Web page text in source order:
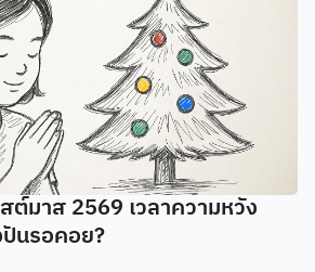
มาส 2569 เวลาความหวัง
นรอคอย?